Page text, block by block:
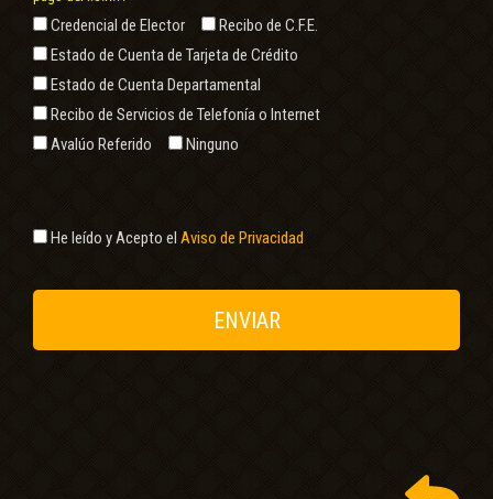
Credencial de Elector
Recibo de C.F.E.
Estado de Cuenta de Tarjeta de Crédito
Estado de Cuenta Departamental
Recibo de Servicios de Telefonía o Internet
Avalúo Referido
Ninguno
He leído y Acepto el Aviso de Privacidad